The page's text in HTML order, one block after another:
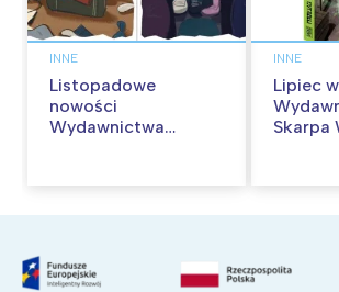
INNE
Listopadowe
nowości
Wydawnictwa
INNE
Lipiec w
Skarpa